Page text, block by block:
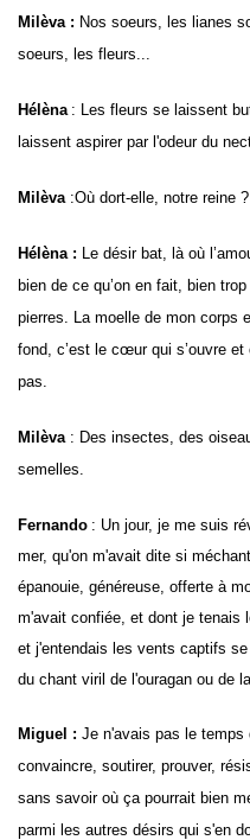
Milèva : Nos soeurs, les lianes
soeurs, les fleurs...
Hélèna : Les fleurs se laissent
laissent aspirer par l'odeur du
Milèva :Où dort-elle, notre reine ?
Hélèna : Le désir bat, là où
bien de ce qu’on en fait, bien
pierres. La moelle de mon corps
fond, c’est le cœur qui s’ouvre et
pas.
Milèva : Des insectes, des
semelles.
Fernando : Un jour, je me suis
mer, qu'on m'avait dite si
épanouie, généreuse, offerte à
m'avait confiée, et dont je tenais
et j'entendais les vents captifs
du chant viril de l'ouragan ou de
Miguel : Je n'avais pas le temps
convaincre, soutirer, prouver,
sans savoir où ça pourrait bien
parmi les autres désirs qui s'en